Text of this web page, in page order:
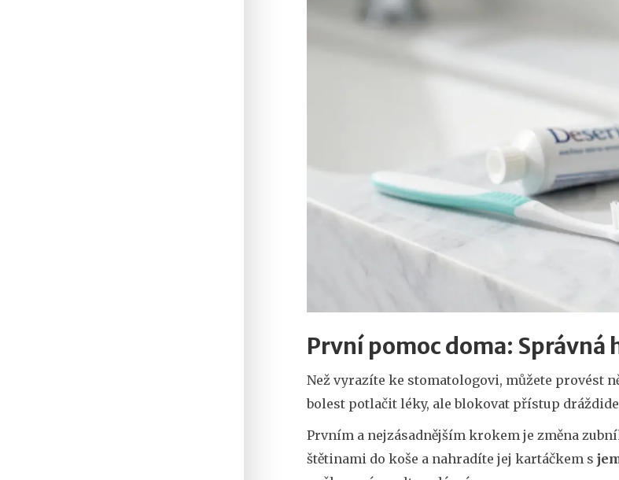
První pomoc doma:
Než vyrazíte ke stomatologovi, můžete
bolest potlačit léky, ale blokovat přístup
Prvním a nejzásadnějším krokem je změna
štětinami do koše a nahradíte jej kartáčkem s